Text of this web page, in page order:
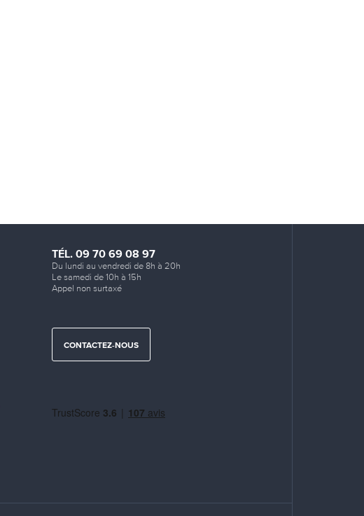
TÉL. 09 70 69 08 97
Du lundi au vendredi de 8h à 20h
Le samedi de 10h à 15h
Appel non surtaxé
CONTACTEZ-NOUS